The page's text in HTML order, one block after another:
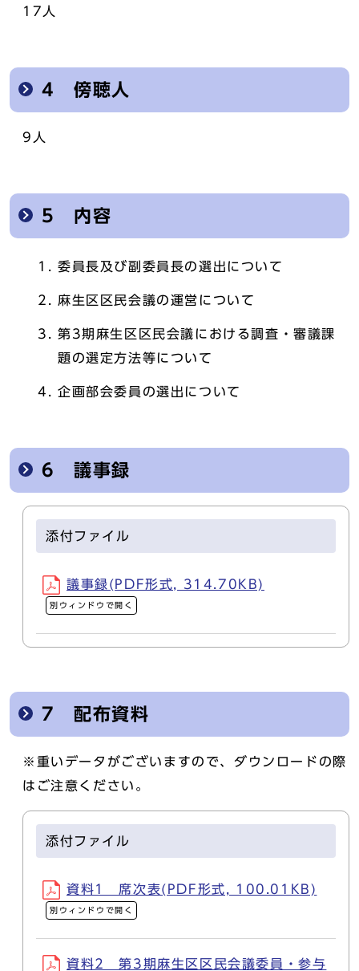
17人
4 傍聴人
9人
5 内容
委員長及び副委員長の選出について
麻生区区民会議の運営について
第3期麻生区区民会議における調査・審議課
題の選定方法等について
企画部会委員の選出について
6 議事録
添付ファイル
議事録(PDF形式, 314.70KB)
別ウィンドウで開く
7 配布資料
※重いデータがございますので、ダウンロードの際
はご注意ください。
添付ファイル
資料1 席次表(PDF形式, 100.01KB)
別ウィンドウで開く
資料2 第3期麻生区区民会議委員・参与